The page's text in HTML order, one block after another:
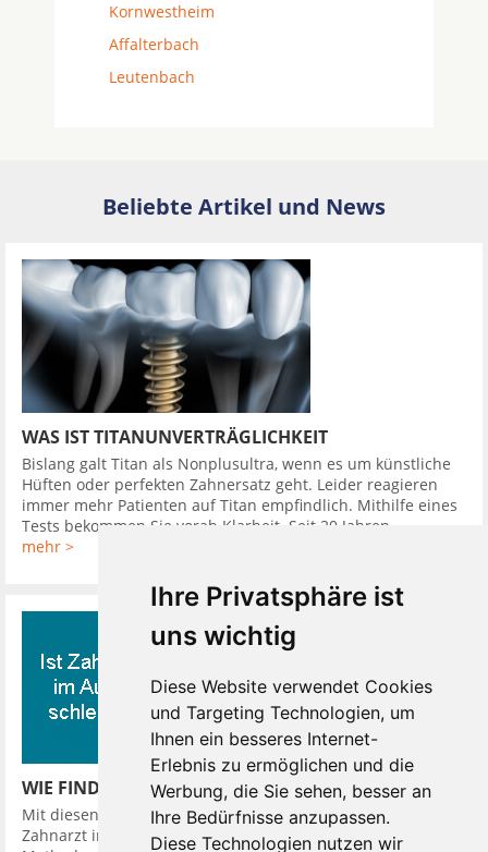
Ihre Privatsphäre ist
uns wichtig
Diese Website verwendet Cookies
und Targeting Technologien, um
Ihnen ein besseres Internet-
Erlebnis zu ermöglichen und die
Werbung, die Sie sehen, besser an
Ihre Bedürfnisse anzupassen.
Diese Technologien nutzen wir
Kornwestheim
Affalterbach
Leutenbach
Beliebte Artikel und News
WAS IST TITANUNVERTRÄGLICHKEIT
Bislang galt Titan als Nonplusultra, wenn es um künstliche
Hüften oder perfekten Zahnersatz geht. Leider reagieren
immer mehr Patienten auf Titan empfindlich. Mithilfe eines
Tests bekommen Sie vorab Klarheit. Seit 20 Jahren ...
mehr >
WIE FINDE ICH EINEN GUTEN ZAHNARZT
Mit diesen 10 Tipps finden Sie leicht einen guten günstigen
Zahnarzt in Ihrer Nähe. So hat Ihr Zahnarzt verschiedene